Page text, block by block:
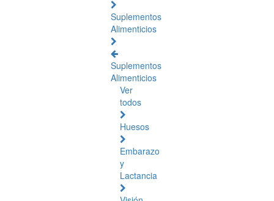
Suplementos
Alimenticios
Suplementos
Alimenticios
Ver
todos
Huesos
Embarazo
y
Lactancia